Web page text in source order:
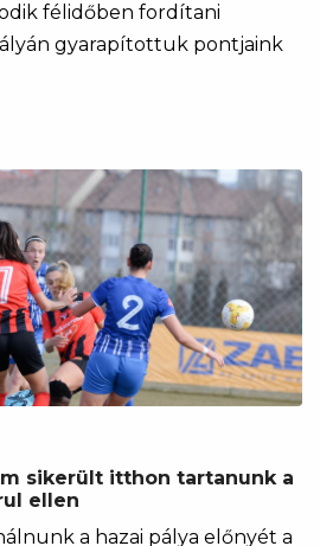
félidőben fordítani
gyarapítottuk pontjaink
sikerült itthon tartanunk a
ellen
a hazai pálya előnyét a